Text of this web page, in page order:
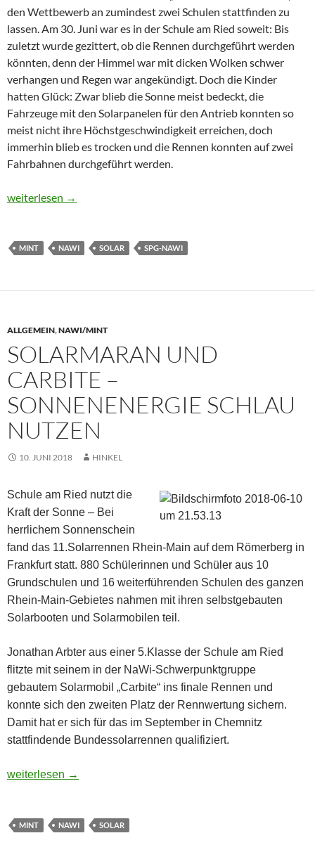
den Wettbewerb an zumindest zwei Schulen stattfinden zu
lassen. Am 30. Juni war es in der Schule am Ried soweit: Bis
zuletzt wurde gezittert, ob die Rennen durchgeführt werden
könnten, denn der Himmel war mit dicken Wolken schwer
verhangen und Regen war angekündigt. Doch die Kinder
hatten Glück: Zwar blieb die Sonne meist bedeckt, die
Fahrzeuge mit den Solarpanelen für den Antrieb konnten so
meist nicht ihre Höchstgeschwindigkeit erreichen, doch
immerhin blieb es trocken und die Rennen konnten auf zwei
Fahrbahnen durchgeführt werden.
Römerberg-Solarrennen diesmal an der SaR!
weiterlesen →
MINT NAWI SOLAR SPG-NAWI
ALLGEMEIN,NAWI/MINT
SOLARMARAN UND
CARBITE –
SONNENENERGIE SCHLAU
NUTZEN
10. JUNI 2018 HINKEL
Schule am Ried nutzt die
Kraft der Sonne – Bei
herrlichem Sonnenschein
fand das 11.Solarrennen Rhein-Main auf dem Römerberg in
Frankfurt statt. 880 Schülerinnen und Schüler aus 10
Grundschulen und 16 weiterführenden Schulen des ganzen
Rhein-Main-Gebietes nahmen mit ihren selbstgebauten
Solarbooten und Solarmobilen teil.
Jonathan Arbter aus einer 5.Klasse der Schule am Ried
flitzte mit seinem in der NaWi-Schwerpunktgruppe
gebautem Solarmobil „Carbite“ ins finale Rennen und
konnte sich den zweiten Platz der Rennwertung sichern.
Damit hat er sich für das im September in Chemnitz
stattfindende Bundessolarrennen qualifiziert.
Solarmaran und Carbite – Sonnenenergie schlau nutzen
weiterlesen →
MINT NAWI SOLAR